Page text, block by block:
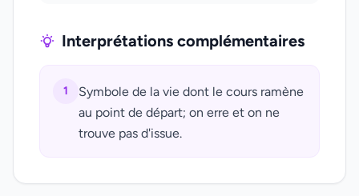
Interprétations complémentaires
1
Symbole de la vie dont le cours ramène
au point de départ; on erre et on ne
trouve pas d'issue.